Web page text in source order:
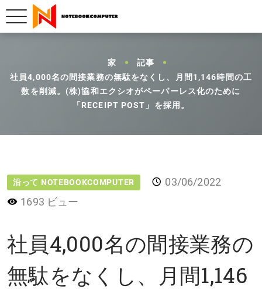
家
記事
社員4,000名の間接業務の無駄をなくし、月間1,146時間の工
数を削減。(株)協和エクシオがペーパーレス化のために
「RECEIPT POST」を採用。
沿って NOTEBOOKCOMPUTER
03/06/2022
1693 ビュー
社員4,000名の間接業務の
無駄をなくし、月間1,146